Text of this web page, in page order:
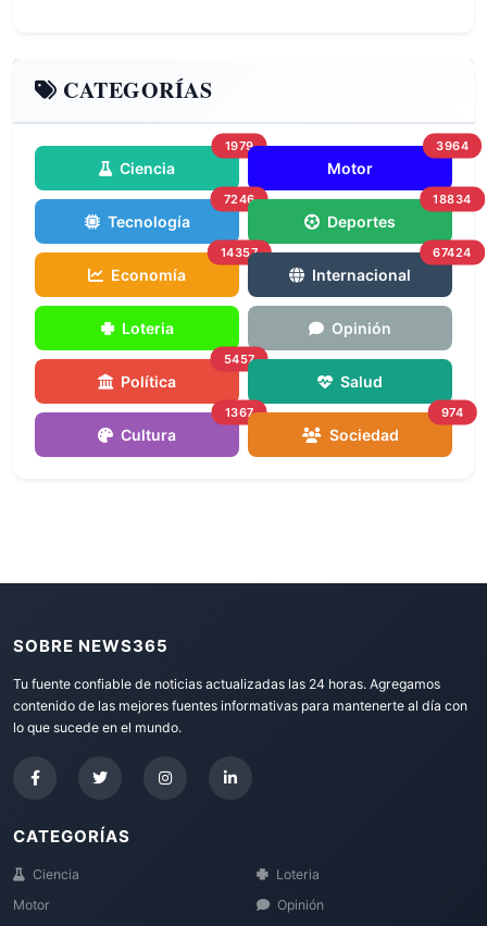
CATEGORÍAS
Ciencia
1979
Motor
3964
Tecnología
7246
Deportes
18834
Economía
14357
Internacional
67424
Loteria Opinión
Política
5457
Salud
Cultura
1367
Sociedad
974
SOBRE NEWS365
Tu fuente confiable de noticias actualizadas las 24 horas. Agregamos
contenido de las mejores fuentes informativas para mantenerte al día con
lo que sucede en el mundo.
CATEGORÍAS
Ciencia
Motor
Loteria
Opinión